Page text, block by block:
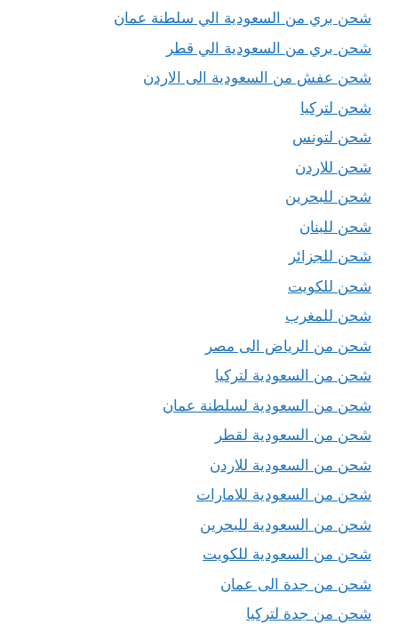
شحن بري من السعودية الي سلطنة عمان
شحن بري من السعودية الي قطر
شحن عفش من السعودية الى الاردن
شحن لتركيا
شحن لتونس
شحن للاردن
شحن للبحرين
شحن للبنان
شحن للجزائر
شحن للكويت
شحن للمغرب
شحن من الرياض الى مصر
شحن من السعودية لتركيا
شحن من السعودية لسلطنة عمان
شحن من السعودية لقطر
شحن من السعودية للاردن
شحن من السعودية للامارات
شحن من السعودية للبحرين
شحن من السعودية للكويت
شحن من جدة الى عمان
شحن من جدة لتركيا